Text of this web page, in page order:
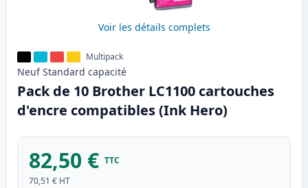
Voir les détails complets
Multipack
Neuf Standard capacité
Pack de 10 Brother LC1100 cartouches
d'encre compatibles (Ink Hero)
82,50 € TTC
70,51 € HT